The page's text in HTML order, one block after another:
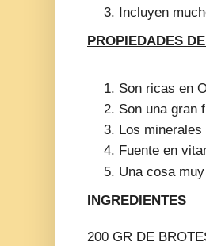
Incluyen
PROPIEDADES
Son ricas en
Son una gran
Los
Fuente en
Una cosa
INGREDIENTES
200 GR DE